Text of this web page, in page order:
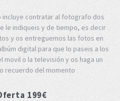
contratar al fotografo dos
le indiqueis y de tiempo, es decir
y os entreguemos las fotos en
digital para que lo paseis a los
movil o la televisión y os haga un
recuerdo del momento
199€